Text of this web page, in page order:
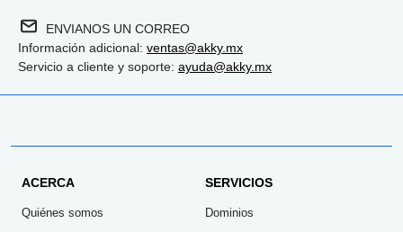
ENVIANOS UN CORREO
Información adicional: ventas@akky.mx
Servicio a cliente y soporte: ayuda@akky.mx
ACERCA
Quiénes somos
SERVICIOS
Dominios